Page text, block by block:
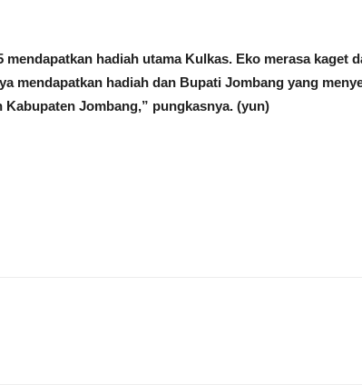
hadiah utama Kulkas. Eko merasa kaget
mendapatkan hadiah dan Bupati Jombang yang
Jombang,” pungkasnya. (yun)